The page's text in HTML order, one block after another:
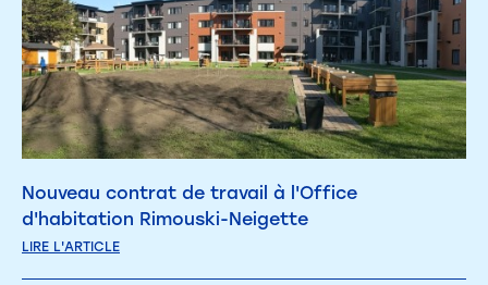
Nouveau contrat de travail à l'Office
d'habitation Rimouski-Neigette
LIRE L'ARTICLE